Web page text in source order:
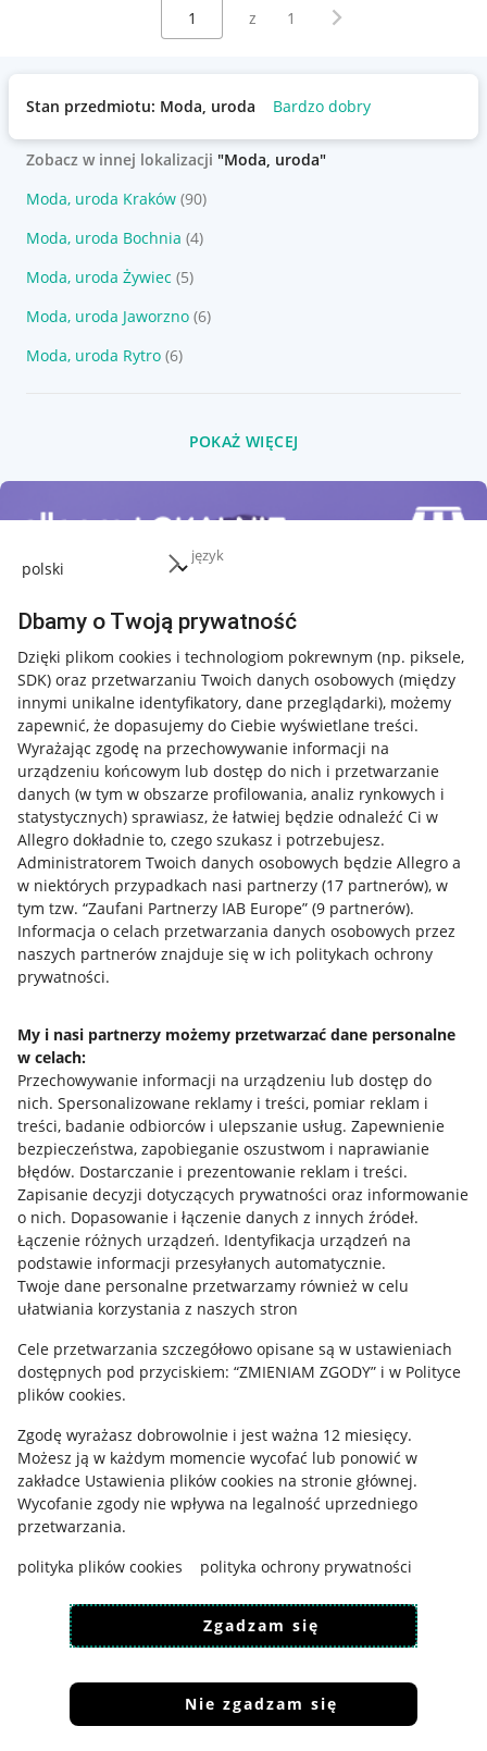
język
Dbamy o Twoją prywatność
Dzięki plikom cookies i technologiom pokrewnym (np. piksele,
SDK) oraz przetwarzaniu Twoich danych osobowych (między
innymi unikalne identyfikatory, dane przeglądarki), możemy
zapewnić, że dopasujemy do Ciebie wyświetlane treści.
Wyrażając zgodę na przechowywanie informacji na
urządzeniu końcowym lub dostęp do nich i przetwarzanie
danych (w tym w obszarze profilowania, analiz rynkowych i
statystycznych) sprawiasz, że łatwiej będzie odnaleźć Ci w
Allegro dokładnie to, czego szukasz i potrzebujesz.
Administratorem Twoich danych osobowych będzie Allegro a
w niektórych przypadkach nasi partnerzy (17 partnerów), w
tym tzw. “Zaufani Partnerzy IAB Europe” (9 partnerów).
Informacja o celach przetwarzania danych osobowych przez
naszych partnerów znajduje się w ich politykach ochrony
prywatności.
My i nasi partnerzy możemy przetwarzać dane personalne
w celach:
Przechowywanie informacji na urządzeniu lub dostęp do
nich. Spersonalizowane reklamy i treści, pomiar reklam i
treści, badanie odbiorców i ulepszanie usług. Zapewnienie
bezpieczeństwa, zapobieganie oszustwom i naprawianie
błędów. Dostarczanie i prezentowanie reklam i treści.
Zapisanie decyzji dotyczących prywatności oraz informowanie
o nich. Dopasowanie i łączenie danych z innych źródeł.
Łączenie różnych urządzeń. Identyfikacja urządzeń na
podstawie informacji przesyłanych automatycznie.
Twoje dane personalne przetwarzamy również w celu
ułatwiania korzystania z naszych stron
Cele przetwarzania szczegółowo opisane są w ustawieniach
dostępnych pod przyciskiem: “ZMIENIAM ZGODY” i w Polityce
plików cookies.
Zgodę wyrażasz dobrowolnie i jest ważna 12 miesięcy.
Możesz ją w każdym momencie wycofać lub ponowić w
zakładce Ustawienia plików cookies na stronie głównej.
Wycofanie zgody nie wpływa na legalność uprzedniego
przetwarzania.
polityka plików cookies
polityka ochrony prywatności
Zgadzam się
Nie zgadzam się
Wybierz stronę:
z 1 Następna strona
Stan przedmiotu: Moda, uroda Bardzo dobry
Zobacz w innej lokalizacji "Moda, uroda"
Moda, uroda Kraków (90)
Moda, uroda Bochnia (4)
Moda, uroda Żywiec (5)
Moda, uroda Jaworzno (6)
Moda, uroda Rytro (6)
POKAŻ WIĘCEJ
Przydatne informacje
Jak to działa
Allegro Gadane dla sprzedających
Allegro Gadane dla kupujących
Mapa miejscowości
Informacje prawne
Regulamin
Polityka plików "cookies"
Ustawienia plików "cookies"
Udostępnianie lokalizacji
Informacje dla Aktu o Usługach Cyfrowych
Pobierz aplikację
Korzystanie z serwisu oznacza akceptacjęregulaminu